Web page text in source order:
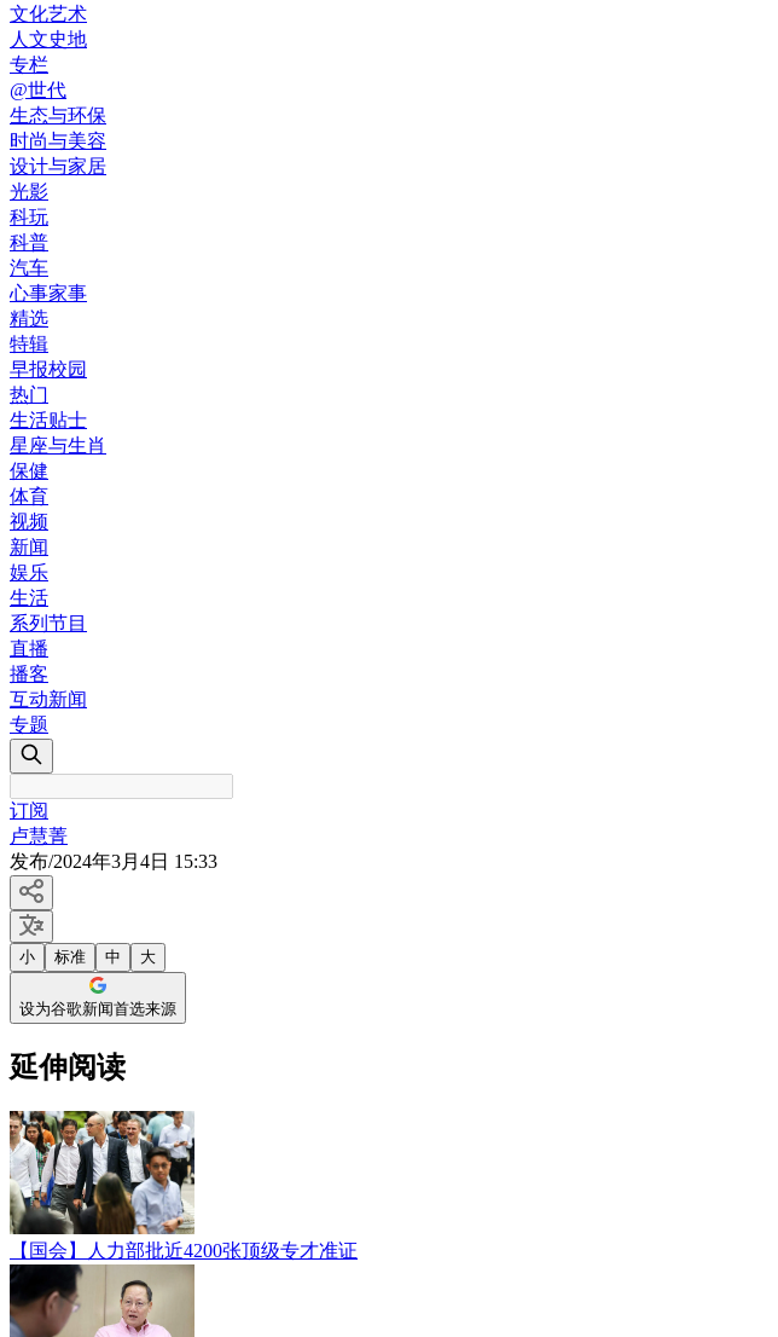
文化艺术
人文史地
专栏
@世代
生态与环保
时尚与美容
设计与家居
光影
科玩
科普
汽车
心事家事
精选
特辑
早报校园
热门
生活贴士
星座与生肖
保健
体育
视频
新闻
娱乐
生活
系列节目
直播
播客
互动新闻
专题
订阅
卢慧菁
发布/2024年3月4日 15:33
小 标准 中 大
设为谷歌新闻首选来源
延伸阅读
【国会】人力部批近4200张顶级专才准证